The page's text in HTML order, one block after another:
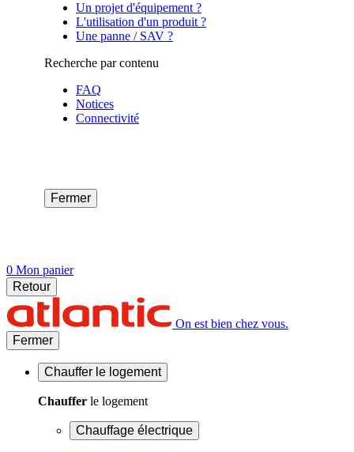
Un projet d'équipement ?
L'utilisation d'un produit ?
Une panne / SAV ?
Recherche par contenu
FAQ
Notices
Connectivité
Fermer
0 Mon panier
Retour
On est bien chez vous.
Fermer
Chauffer le logement
Chauffer le logement
Chauffage électrique